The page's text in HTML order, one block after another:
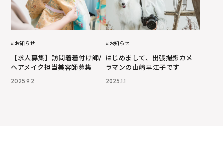
# お知らせ
【求人募集】訪問着着付け師/
ヘアメイク担当美容師募集
2025.9.2
# お知らせ
はじめまして、出張撮影カメ
ラマンの山﨑早江子です
2025.1.1